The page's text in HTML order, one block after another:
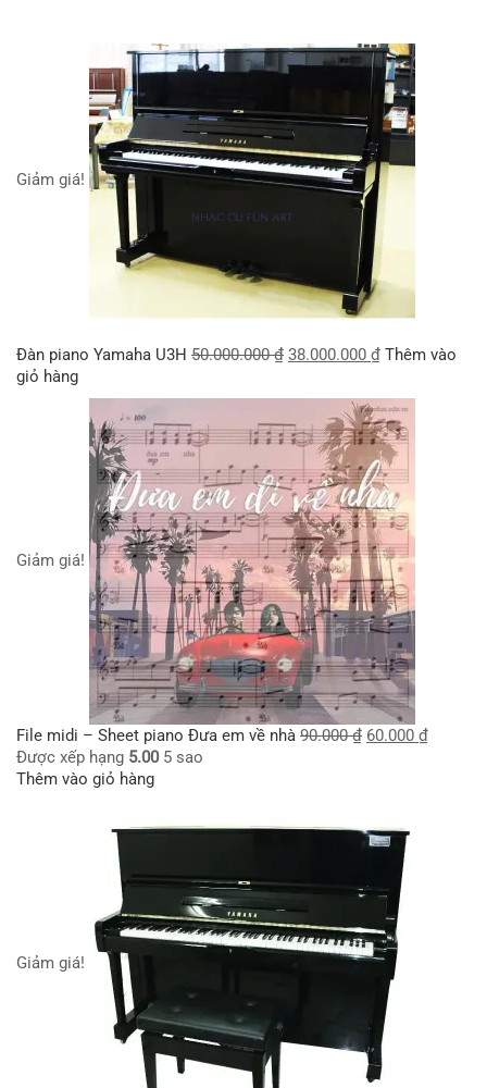
Giảm giá!
Đàn piano Yamaha U3H 50.000.000₫ 38.000.000 ₫ Thêm vào
giỏ hàng
Giảm giá!
File midi – Sheet piano Đưa em về nhà 90.000₫ 60.000 ₫
Được xếp hạng 5.005 sao
Thêm vào giỏ hàng
Giảm giá!